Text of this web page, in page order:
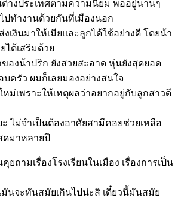
างประเทศตามความนิยม พออยู่นานๆ
ปทำงานด้วยกันที่เมืองนอก
งเงินมาให้เมียและลูกได้ใช้อย่างดี โดยน้า
ได้เสริมด้วย
องน้าปริก ยังสวยสะอาด หุ่นยังสุดยอด
ครัว ผมก็เลยมองอย่างสนใจ
ม่เพราะให้เหตุผลว่าอยากอยู่กับลูกสาวดี
ไม่จำเป็นต้องอาศัยสามีคอยช่วยเหลือ
ดมาหลายปี
ถามเรื่องโรงเรียนในเมือง เรื่องการเป็น
นจะทันสมัยเกินไปน่ะสิ เดี๋ยวนี้มันสมัย